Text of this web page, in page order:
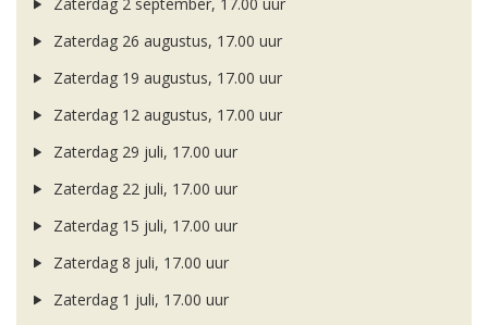
Zaterdag 2 september, 17.00 uur
Zaterdag 26 augustus, 17.00 uur
Zaterdag 19 augustus, 17.00 uur
Zaterdag 12 augustus, 17.00 uur
Zaterdag 29 juli, 17.00 uur
Zaterdag 22 juli, 17.00 uur
Zaterdag 15 juli, 17.00 uur
Zaterdag 8 juli, 17.00 uur
Zaterdag 1 juli, 17.00 uur